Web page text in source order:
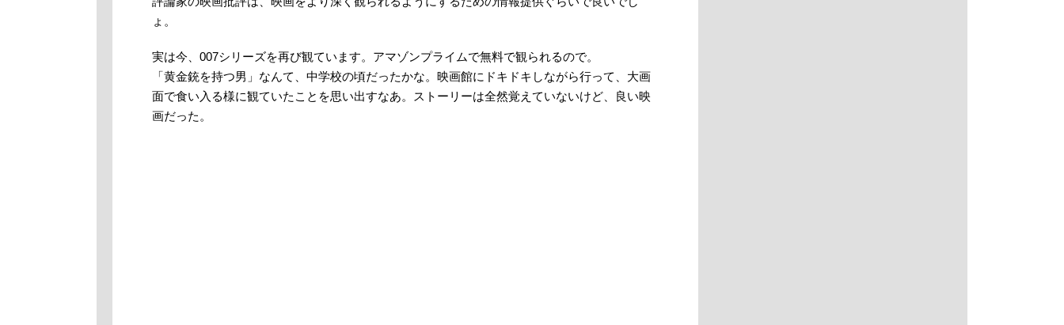
ょ。
実は今、007シリーズを再び観ています。アマゾンプライムで無料で観られるので。
「黄金銃を持つ男」なんて、中学校の頃だったかな。映画館にドキドキしながら行って、大画
面で食い入る様に観ていたことを思い出すなあ。ストーリーは全然覚えていないけど、良い映
画だった。